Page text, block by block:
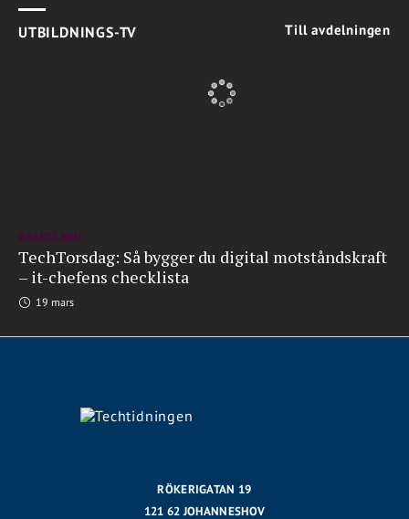
UTBILDNINGS-TV Till avdelningen
BRANSCHEN
TechTorsdag: Så bygger du digital motståndskraft
– it-chefens checklista
19 mars
RÖKERIGATAN 19
121 62 JOHANNESHOV